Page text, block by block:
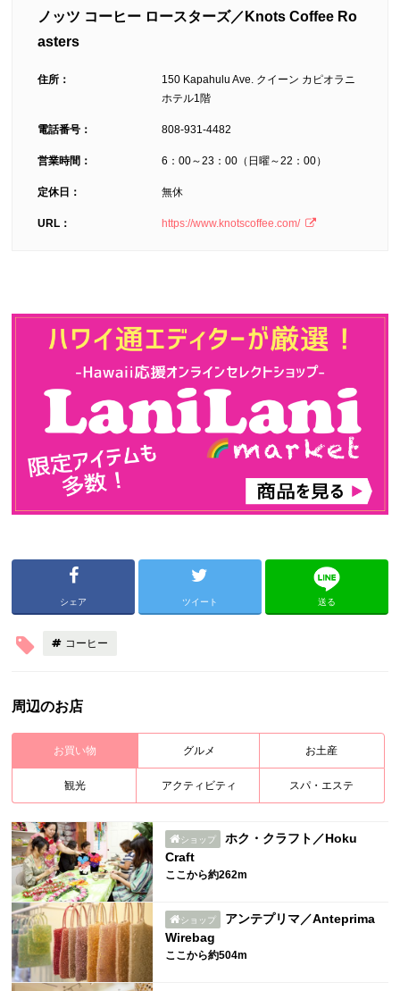
ノッツ コーヒー ロースターズ／Knots Coffee Ro
asters
住所：
150 Kapahulu Ave. クイーン カピオラニ
ホテル1階
電話番号： 808-931-4482
営業時間： 6：00～23：00（日曜～22：00）
定休日： 無休
URL： https://www.knotscoffee.com/
シェア ツイート 送る
コーヒー
周辺のお店
お買い物 グルメ お土産
観光 アクティビティ スパ・エステ
ショップ
ホク・クラフト／Hoku
Craft
ここから約262m
ショップ
アンテプリマ／Anteprima
Wirebag
ここから約504m